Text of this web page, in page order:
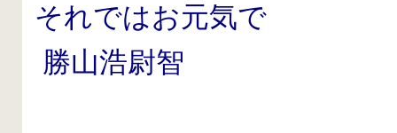
それではお元気で
勝山浩尉智